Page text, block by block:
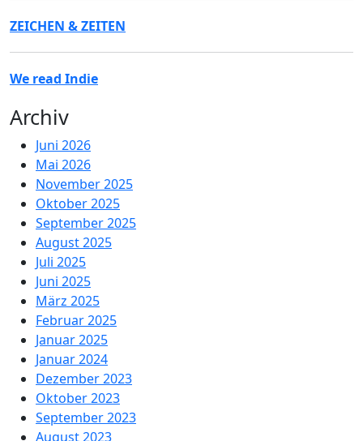
ZEICHEN & ZEITEN
We read Indie
Archiv
Juni 2026
Mai 2026
November 2025
Oktober 2025
September 2025
August 2025
Juli 2025
Juni 2025
März 2025
Februar 2025
Januar 2025
Januar 2024
Dezember 2023
Oktober 2023
September 2023
August 2023